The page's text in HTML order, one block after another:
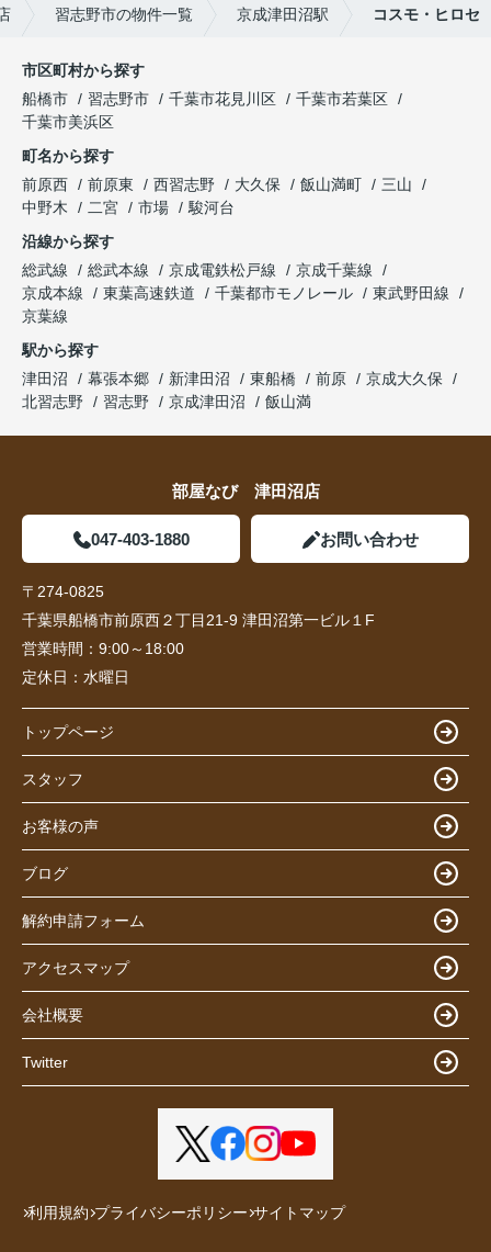
習志野市の物件一覧 京成津田沼駅 コスモ・ヒロセ
市区町村から探す
船橋市
習志野市 千葉市花見川区
千葉市若葉区
千葉市美浜区
町名から探す
前原西
前原東 西習志野 大久保 飯山満町
三山
中野木
二宮 市場
駿河台
沿線から探す
総武線
総武本線 京成電鉄松戸線
京成千葉線
京成本線
東葉高速鉄道 千葉都市モノレール
東武野田線
京葉線
駅から探す
津田沼
幕張本郷 新津田沼 東船橋 前原
京成大久保
北習志野
習志野 京成津田沼 飯山満
部屋なび 津田沼店
047-403-1880 お問い合わせ
〒274-0825
千葉県船橋市前原西２丁目21-9 津田沼第一ビル１F
営業時間： 9:00～18:00
定休日： 水曜日
トップページ
スタッフ
お客様の声
ブログ
解約申請フォーム
アクセスマップ
会社概要
Twitter
利用規約 プライバシーポリシー サイトマップ